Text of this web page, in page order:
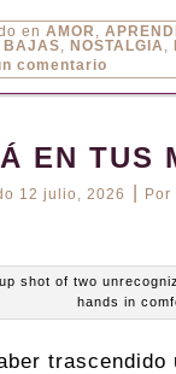
en AMOR ,
BAJAS, NOSTALGIA ,
comentario
EN TUS
12 julio, 2026 Por
shot of two
hands in
trascendido